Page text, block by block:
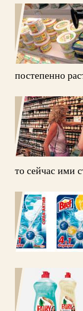
постепенно
то сейчас ими